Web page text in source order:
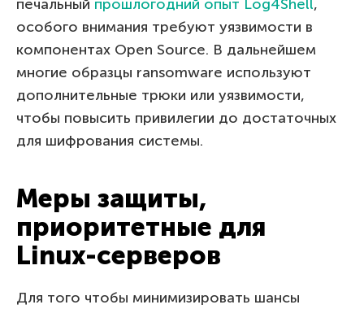
печальный прошлогодний опыт Log4Shell,
особого внимания требуют уязвимости в
компонентах Open Source. В дальнейшем
многие образцы ransomware используют
дополнительные трюки или уязвимости,
чтобы повысить привилегии до достаточных
для шифрования системы.
Меры защиты,
приоритетные для
Linux-серверов
Для того чтобы минимизировать шансы